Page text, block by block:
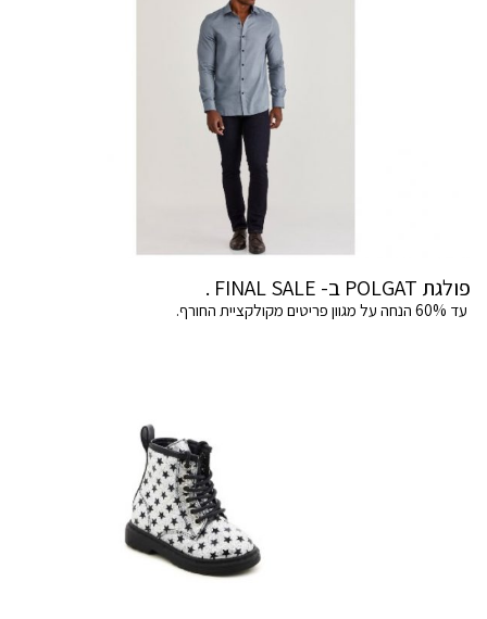
פולגת POLGAT ב- FINAL SALE .
עד 60% הנחה על מגוון פריטים מקולקציית החורף.